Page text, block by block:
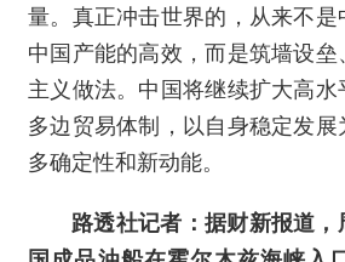
量。真正冲击世界的，从来不
中国产能的高效，而是筑墙设
主义做法。中国将继续扩大高
多边贸易体制，以自身稳定发
多确定性和新动能。
路透社记者：据财新报道